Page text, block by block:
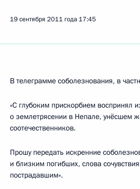
19 сентября 2011 года 17:45
В телеграмме соболезнования, в
«С глубоким прискорбием воспринял
о землетрясении в Непале, унёсшем
соотечественников.
Прошу передать искренние
и близким погибших, слова
пострадавшим».